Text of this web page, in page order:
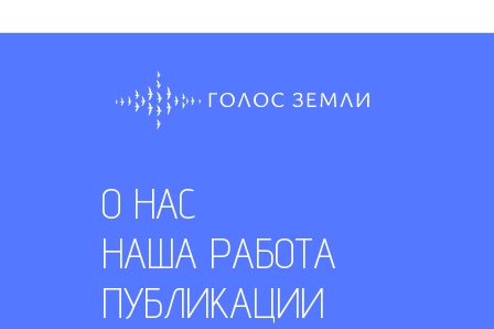
О НАС
НАША РАБОТА
ПУБЛИКАЦИИ